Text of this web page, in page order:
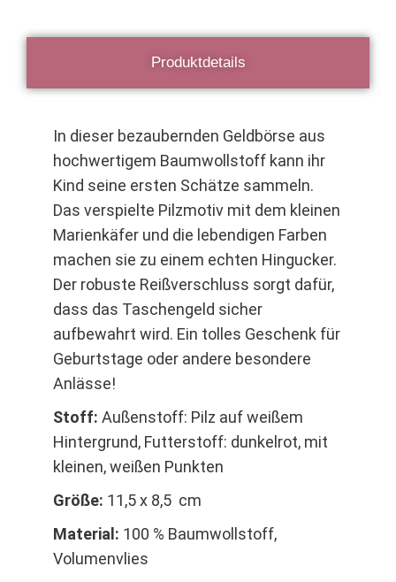
Produktdetails
In dieser bezaubernden Geldbörse aus
hochwertigem Baumwollstoff kann ihr
Kind seine ersten Schätze sammeln.
Das verspielte Pilzmotiv mit dem kleinen
Marienkäfer und die lebendigen Farben
machen sie zu einem echten Hingucker.
Der robuste Reißverschluss sorgt dafür,
dass das Taschengeld sicher
aufbewahrt wird. Ein tolles Geschenk für
Geburtstage oder andere besondere
Anlässe!
Stoff: Außenstoff: Pilz auf weißem
Hintergrund, Futterstoff: dunkelrot, mit
kleinen, weißen Punkten
Größe: 11,5 x 8,5 cm
Material: 100 % Baumwollstoff,
Volumenvlies